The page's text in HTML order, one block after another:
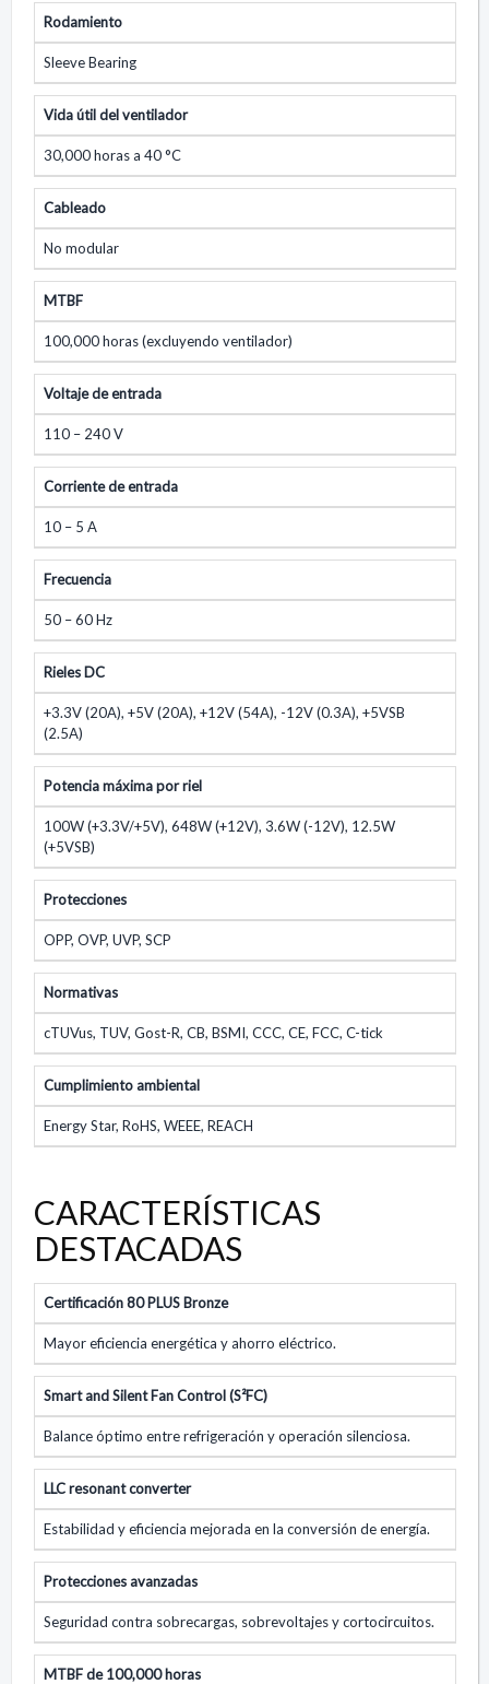
Rodamiento
Sleeve Bearing
Vida útil del ventilador
30,000 horas a 40 °C
Cableado
No modular
MTBF
100,000 horas (excluyendo ventilador)
Voltaje de entrada
110 – 240 V
Corriente de entrada
10 – 5 A
Frecuencia
50 – 60 Hz
Rieles DC
+3.3V (20A), +5V (20A), +12V (54A), -12V (0.3A), +5VSB
(2.5A)
Potencia máxima por riel
100W (+3.3V/+5V), 648W (+12V), 3.6W (-12V), 12.5W
(+5VSB)
Protecciones
OPP, OVP, UVP, SCP
Normativas
cTUVus, TUV, Gost-R, CB, BSMI, CCC, CE, FCC, C-tick
Cumplimiento ambiental
Energy Star, RoHS, WEEE, REACH
CARACTERÍSTICAS
DESTACADAS
Certificación 80 PLUS Bronze
Mayor eficiencia energética y ahorro eléctrico.
Smart and Silent Fan Control (S²FC)
Balance óptimo entre refrigeración y operación silenciosa.
LLC resonant converter
Estabilidad y eficiencia mejorada en la conversión de energía.
Protecciones avanzadas
Seguridad contra sobrecargas, sobrevoltajes y cortocircuitos.
MTBF de 100,000 horas